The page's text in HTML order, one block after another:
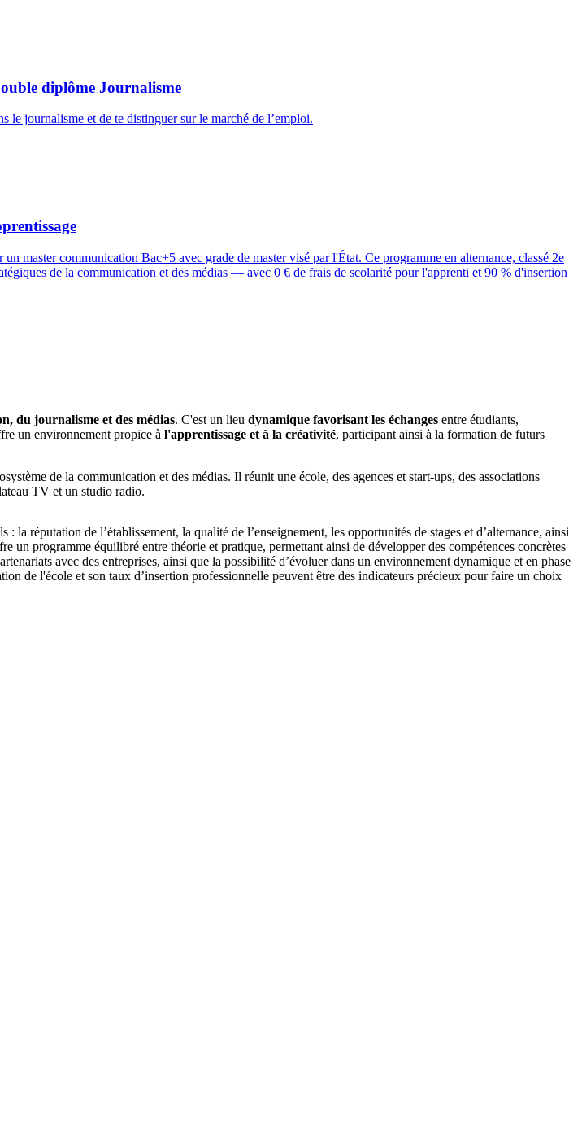
diplôme Journalisme
le journalisme et de te distinguer sur le marché de l’emploi.
master communication Bac+5 avec grade de master visé par l'État. Ce programme en alternance, classé 2e
de la communication et des médias — avec 0 € de frais de scolarité pour l'apprenti et 90 % d'insertion
du journalisme et des médias. C'est un lieu dynamique favorisant les échanges entre étudiants,
un environnement propice à l'apprentissage et à la créativité, participant ainsi à la formation de futurs
de la communication et des médias. Il réunit une école, des agences et start-ups, des associations
TV et un studio radio.
réputation de l’établissement, la qualité de l’enseignement, les opportunités de stages et d’alternance, ainsi
programme équilibré entre théorie et pratique, permettant ainsi de développer des compétences concrètes
avec des entreprises, ainsi que la possibilité d’évoluer dans un environnement dynamique et en phase
de l'école et son taux d’insertion professionnelle peuvent être des indicateurs précieux pour faire un choix